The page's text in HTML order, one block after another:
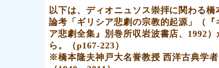
以下は、ディオニュソス崇拝に関わる橋
論考「ギリシア悲劇の宗教的起源」（『
ア悲劇全集』別巻所収岩波書店、1992）
ら。（p167‐223）
※橋本隆夫神戸大名誉教授 西洋古典学者